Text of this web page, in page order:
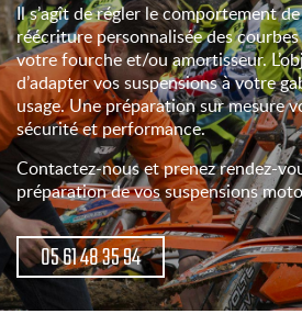
Il s’agît de régler le comportement
réécriture personnalisée des
votre fourche et/ou amortisseur.
d’adapter vos suspensions à votre
usage. Une préparation sur mesure
sécurité et performance.
Contactez-nous et prenez rendez-
préparation de vos suspensions
05 61 48 35 94